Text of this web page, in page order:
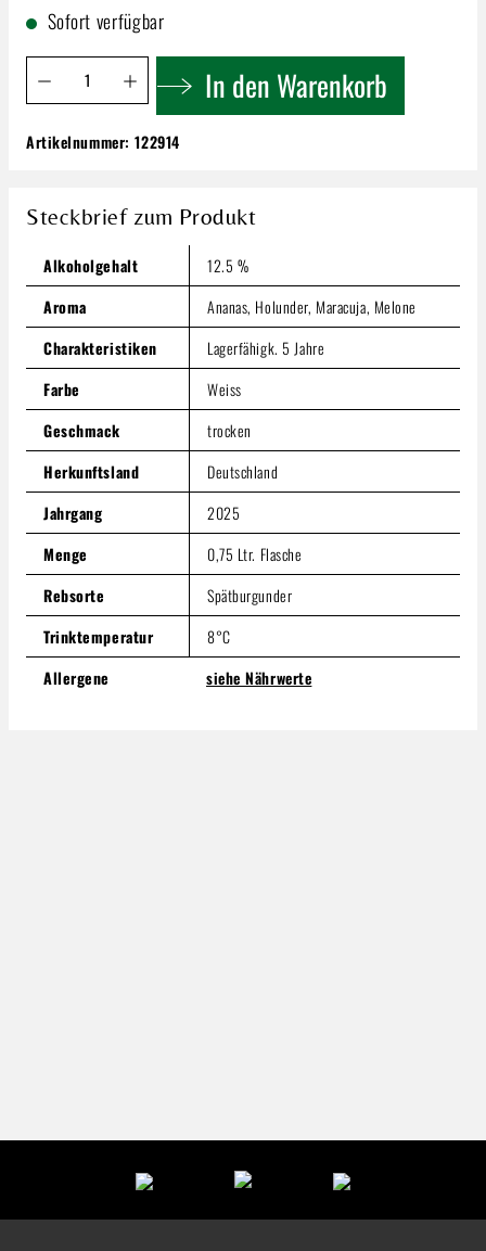
Sofort verfügbar
Produkt Anzahl: Gib den gewünschten Wert ein oder
In den Warenkorb
Hochdörffer Blanc de Noir | Trocken
Inhalt:0.75 Liter(13,05 € / 1 Liter)
Preise inkl. MwSt. zzgl. Versandkosten
Produkt Anzahl: Gib den gewünschten Wert ein oder
In den Warenkorb
Artikelnummer:122914
Steckbrief zum Produkt
Alkoholgehalt
12.5 %
Aroma
Ananas, Holunder, Maracuja, Melone
Charakteristiken
Lagerfähigk. 5 Jahre
Farbe
Weiss
Geschmack
trocken
Herkunftsland
Deutschland
Jahrgang
2025
Menge
0,75 Ltr. Flasche
Rebsorte
Spätburgunder
Trinktemperatur
8°C
Allergene
siehe Nährwerte